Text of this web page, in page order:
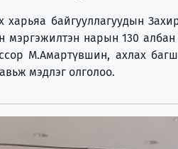
харьяа байгууллагуудын
мэргэжилтэн нарын 130
М.Амартүвшин, ахлах
мэдлэг олголоо.